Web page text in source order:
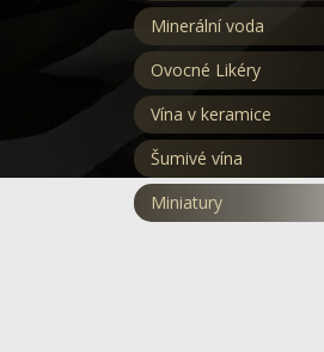
Minerální voda
Ovocné Likéry
Vína v keramice
Šumivé vína
Miniatury